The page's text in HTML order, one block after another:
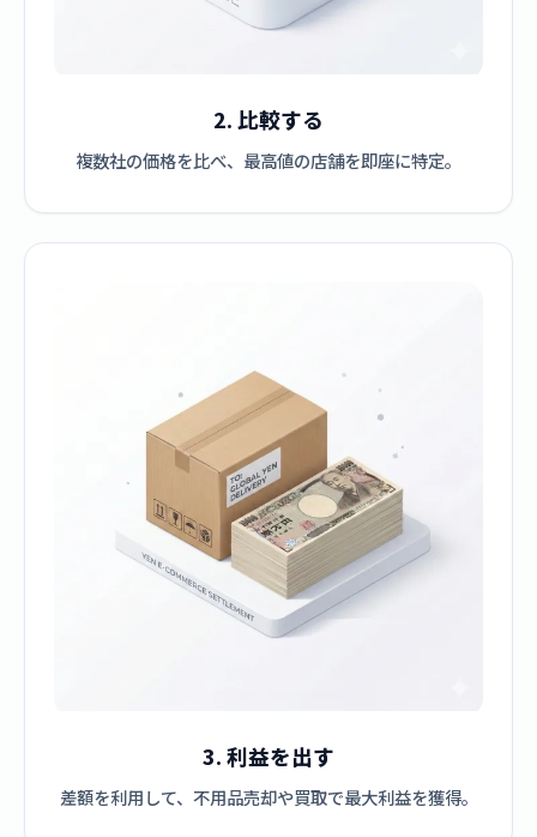
2. 比較する
複数社の価格を比べ、最高値の店舗を即座に特定。
3. 利益を出す
差額を利用して、不用品売却や買取で最大利益を獲得。